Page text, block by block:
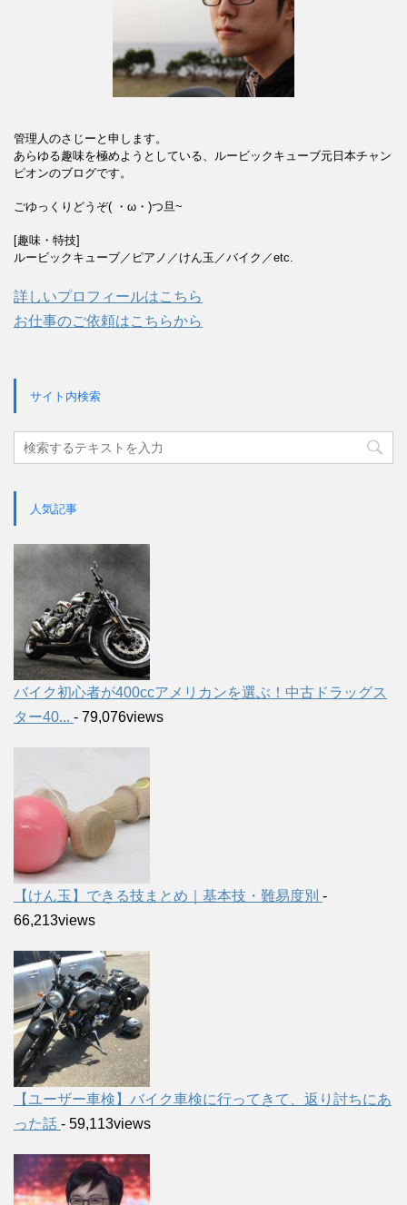
管理人のさじーと申します。
あらゆる趣味を極めようとしている、ルービックキューブ元日本チャン
ピオンのブログです。
ごゆっくりどうぞ( ・ω・)つ旦~
[趣味・特技]
ルービックキューブ／ピアノ／けん玉／バイク／etc.
詳しいプロフィールはこちら
お仕事のご依頼はこちらから
サイト内検索
人気記事
バイク初心者が400ccアメリカンを選ぶ！中古ドラッグス
ター40... - 79,076views
【けん玉】できる技まとめ｜基本技・難易度別 -
66,213views
【ユーザー車検】バイク車検に行ってきて、返り討ちにあ
った話 - 59,113views